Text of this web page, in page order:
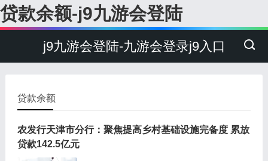
贷款余额-j9九游会登陆
j9九游会登陆-九游会登录j9入口
贷款余额
农发行天津市分行：聚焦提高乡村基础设施完备度 累放
贷款142.5亿元